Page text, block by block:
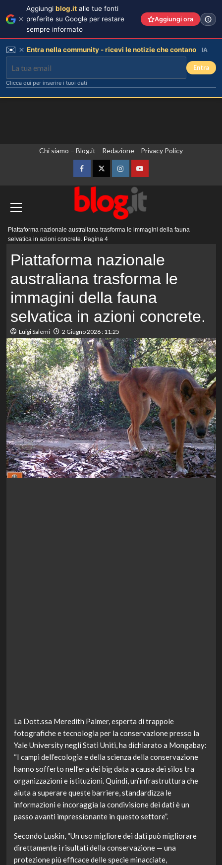
Chi siamo – Blog.it Redazione Privacy Policy
FacebookTwitterInstagramYouTube
principale
Piattaforma nazionale australiana trasforma le immagini della fauna
selvatica in azioni concrete. Pagina 4
Piattaforma nazionale
australiana trasforma le
immagini della fauna
selvatica in azioni concrete.
Luigi Salemi 2 Giugno 2026 : 11:25
La Dott.ssa Meredith Palmer, esperta di trappole
fotografiche e tecnologia per la conservazione presso la
Yale University negli Stati Uniti, ha dichiarato a Mongabay:
“I campi dell’ecologia e della scienza della conservazione
hanno sofferto nell’era dei big data a causa dei silos tra
organizzazioni e istituzioni. Quindi, un’infrastruttura che
aiuta a superare queste barriere, standardizza le
informazioni e incoraggia la condivisione dei dati è un
passo avanti impressionante in questo settore”.
Secondo Luskin, “Un uso migliore dei dati può migliorare
direttamente i risultati della conservazione — una
protezione più efficace delle specie minacciate,
Aggiungi blog.it alle tue fonti
preferite su Google per restare
sempre informato
Aggiungi ora
✉️ Entra nella community - ricevi le notizie che contano IA
Entra
Clicca qui per inserire i tuoi dati